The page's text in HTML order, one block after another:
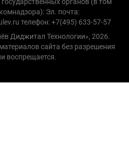
органов (в том
Эл. почта:
телефон: +7(495) 633-57-57
Диджитал Технологии», 2026.
сайта без разрешения
воспрещается.